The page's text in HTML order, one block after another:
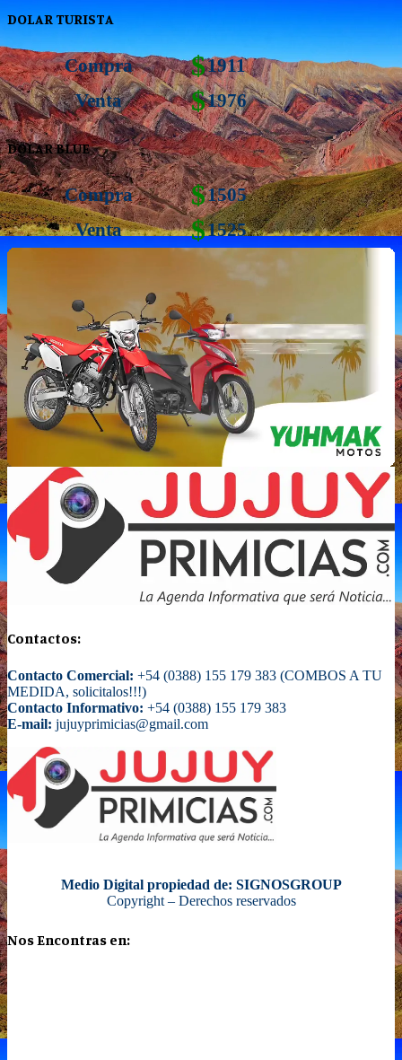
DOLAR TURISTA
Compra $1911
Venta
$1976
DOLAR BLUE
Compra $1505
Venta
$1525
Contactos:
Contacto Comercial: +54 (0388) 155 179 383 (COMBOS A TU
MEDIDA, solicitalos!!!)
Contacto Informativo: +54 (0388) 155 179 383
E-mail: jujuyprimicias@gmail.com
Medio Digital propiedad de: SIGNOSGROUP
Copyright – Derechos reservados
Nos Encontras en: